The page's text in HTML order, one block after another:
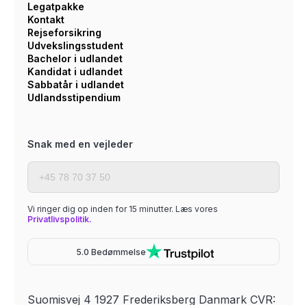
Legatpakke
Kontakt
Rejseforsikring
Udvekslingsstudent
Bachelor i udlandet
Kandidat i udlandet
Sabbatår i udlandet
Udlandsstipendium
Snak med en vejleder
Vi ringer dig op inden for 15 minutter. Læs vores
Privatlivspolitik.
5.0 Bedømmelse
Suomisvej 4 1927 Frederiksberg Danmark CVR: